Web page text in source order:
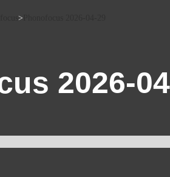
>
2026-